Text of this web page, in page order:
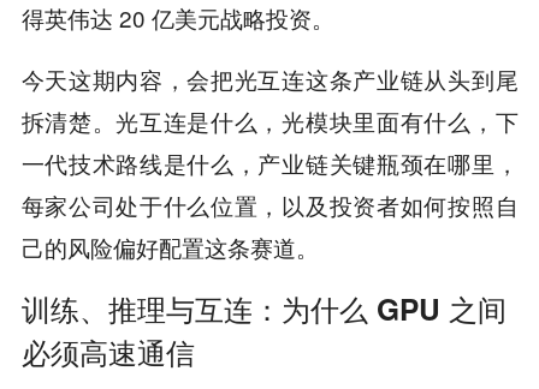
得英伟达 20 亿美元战略投资。
今天这期内容，会把光互连这条产业链从头到尾
拆清楚。光互连是什么，光模块里面有什么，下
一代技术路线是什么，产业链关键瓶颈在哪里，
每家公司处于什么位置，以及投资者如何按照自
己的风险偏好配置这条赛道。
训练、推理与互连：为什么 GPU 之间
必须高速通信